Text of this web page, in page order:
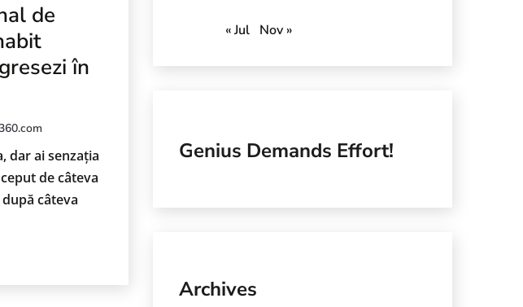
de
în
dar ai senzația
de câteva
câteva
« Jul Nov »
Genius Demands Effort!
Archives